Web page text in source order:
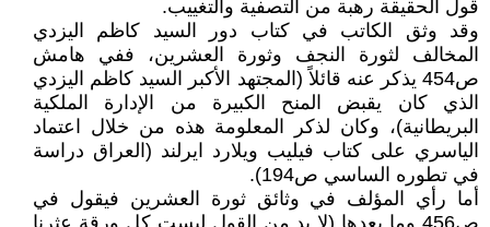
قول الحقيقة رهبة من التصفية والتغييب.
وقد وثق الكاتب في كتاب دور السيد كاظم اليزدي
المخالف لثورة النجف وثورة العشرين، ففي هامش
ص454 يذكر عنه قائلاً (المجتهد الأكبر السيد كاظم اليزدي
الذي كان يقبض المنح الكبيرة من الإدارة الملكية
البريطانية)، وكان لذكر المعلومة هذه من خلال اعتماد
الياسري على كتاب فيليب ويلارد ايرلند (العراق دراسة
في تطوره الساسي ص194).
أما رأي المؤلف في وثائق ثورة العشرين فيقول في